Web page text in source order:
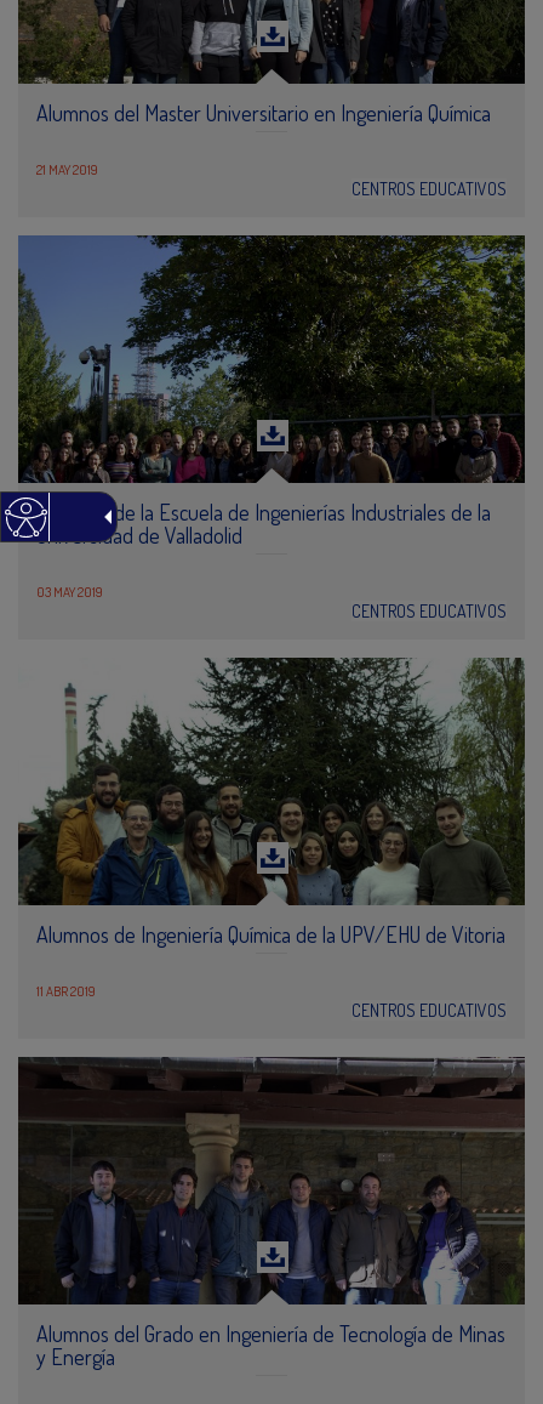
Alumnos del Master Universitario en Ingeniería Química
21 MAY 2019
CENTROS EDUCATIVOS
Alumnos de la Escuela de Ingenierías Industriales de la
Universidad de Valladolid
03 MAY 2019
CENTROS EDUCATIVOS
Alumnos de Ingeniería Química de la UPV/EHU de Vitoria
11 ABR 2019
CENTROS EDUCATIVOS
Alumnos del Grado en Ingeniería de Tecnología de Minas
y Energía